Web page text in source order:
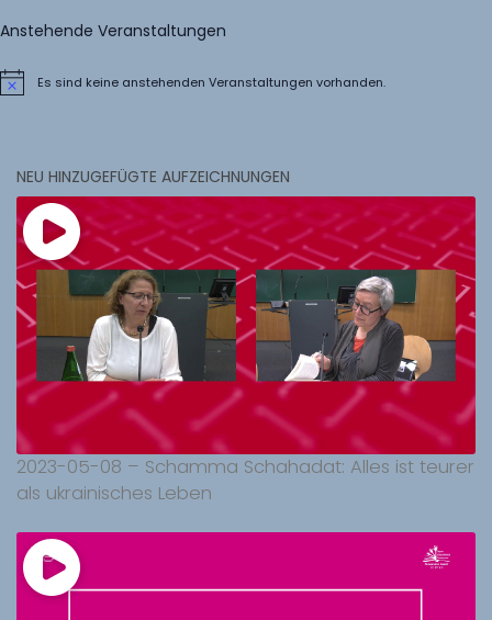
Anstehende Veranstaltungen
HinweisEs sind keine anstehenden Veranstaltungen vorhanden.
NEU HINZUGEFÜGTE AUFZEICHNUNGEN
2023-05-08 – Schamma Schahadat: Alles ist teurer
als ukrainisches Leben